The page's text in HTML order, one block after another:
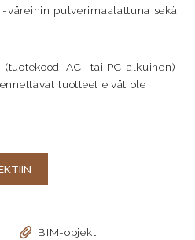
-väreihin pulverimaalattuna sekä
AC- tai PC-alkuinen)
tuotteet eivät ole
BIM-objekti